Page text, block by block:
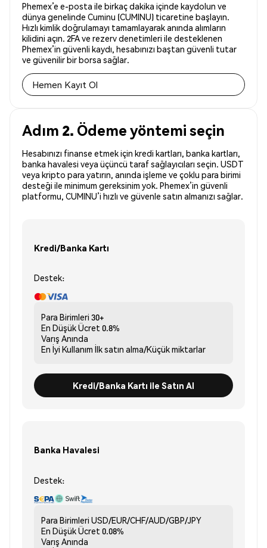
Phemex’e e-posta ile birkaç dakika içinde kaydolun ve
dünya genelinde Cuminu (CUMINU) ticaretine başlayın.
Hızlı kimlik doğrulamayı tamamlayarak anında alımların
kilidini açın. 2FA ve rezerv denetimleri ile desteklenen
Phemex’in güvenli kaydı, hesabınızı baştan güvenli tutar
ve güvenilir bir borsa sağlar.
Hemen Kayıt Ol
Adım 2. Ödeme yöntemi seçin
Hesabınızı finanse etmek için kredi kartları, banka kartları,
banka havalesi veya üçüncü taraf sağlayıcıları seçin. USDT
veya kripto para yatırın, anında işleme ve çoklu para birimi
desteği ile minimum gereksinim yok. Phemex’in güvenli
platformu, CUMINU’i hızlı ve güvenle satın almanızı sağlar.
Kredi/Banka Kartı
Destek:
Para Birimleri 30+
En Düşük Ücret 0.8%
Varış Anında
En İyi Kullanım İlk satın alma/Küçük miktarlar
Kredi/Banka Kartı ile Satın Al
Banka Havalesi
Destek:
Para Birimleri USD/EUR/CHF/AUD/GBP/JPY
En Düşük Ücret 0.08%
Varış Anında